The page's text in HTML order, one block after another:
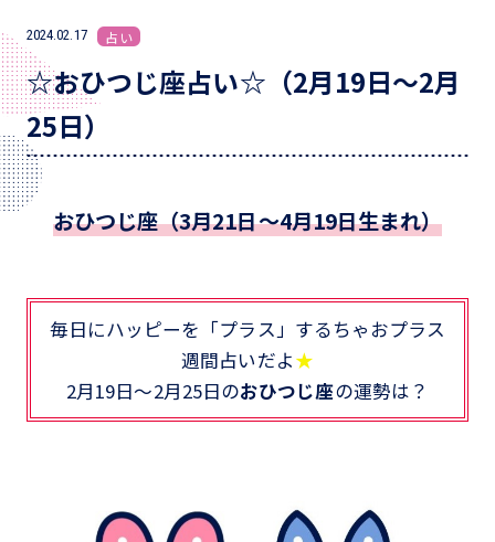
2024.02.17 占い
☆おひつじ座占い☆（2月19日～2月
25日）
おひつじ座（3月21日～4月19日生まれ）
毎日にハッピーを「プラス」するちゃおプラス
週間占いだよ★
2月19日～2月25日のおひつじ座の運勢は？